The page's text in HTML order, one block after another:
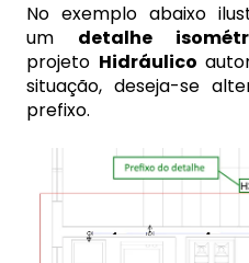
No exemplo abaixo
um detalhe
projeto Hidráulico
situação, deseja-se
prefixo.